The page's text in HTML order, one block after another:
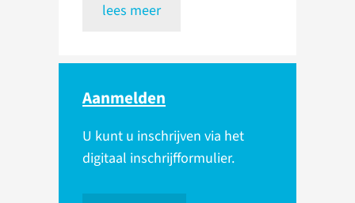
lees meer
Aanmelden
U kunt u inschrijven via het
digitaal inschrijfformulier.